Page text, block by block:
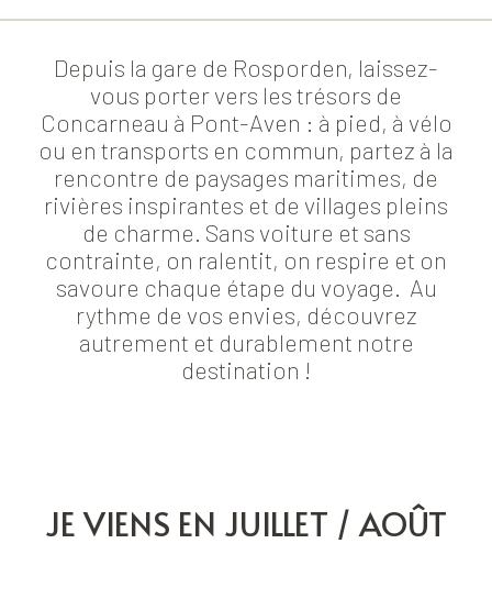
Depuis la gare de Rosporden, laissez-
vous porter vers les trésors de
Concarneau à Pont-Aven : à pied, à vélo
ou en transports en commun, partez à la
rencontre de paysages maritimes, de
rivières inspirantes et de villages pleins
de charme. Sans voiture et sans
contrainte, on ralentit, on respire et on
savoure chaque étape du voyage. Au
rythme de vos envies, découvrez
autrement et durablement notre
destination !
JE VIENS EN JUILLET / AOÛT